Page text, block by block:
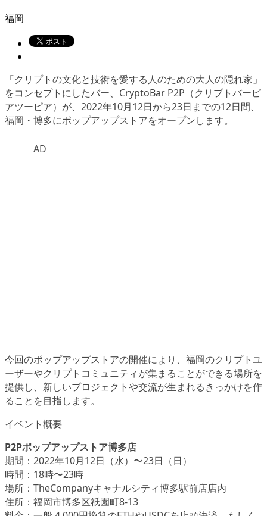
福岡
「クリプトの文化と技術を愛する人のための大人の隠れ家」
をコンセプトにしたバー、CryptoBar P2P（クリプトバーピ
アツーピア）が、2022年10月12日から23日までの12日間、
福岡・博多にポップアップストアをオープンします。
AD
今回のポップアップストアの開催により、福岡のクリプトユ
ーザーやクリプトコミュニティが集まることができる場所を
提供し、新しいプロジェクトや交流が生まれるきっかけを作
ることを目指します。
イベント概要
P2Pポップアップストア博多店
期間：2022年10月12日（水）〜23日（日）
時間：18時〜23時
場所：TheCompanyキャナルシティ博多駅前店店内
住所：福岡市博多区祇園町8-13